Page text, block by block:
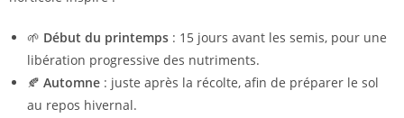
🌱 Début du printemps : 15 jours avant les semis, pour une
libération progressive des nutriments.
🍂 Automne : juste après la récolte, afin de préparer le sol
au repos hivernal.